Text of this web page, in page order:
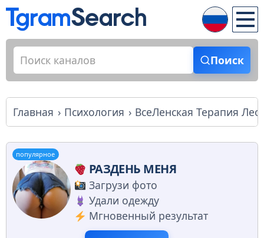
Поиск
Главная Психология ВсеЛенская Терапия
популярное
РАЗДЕНЬ МЕНЯ
Загрузи фото
Удали одежду
Мгновенный результат